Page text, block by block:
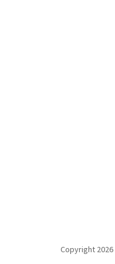
Copyright 2026